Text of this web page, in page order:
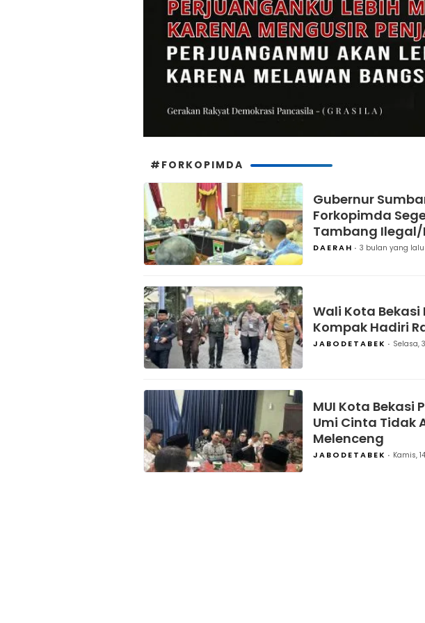
#FORKOPIMDA
Gubernur
Forkopimda
Tambang Ilegal/
DAERAH 3 bulan yang lalu
Wali Kota
Kompak Hadiri
JABODETABEK Selasa,
MUI Kota Bekasi
Umi Cinta Tidak
Melenceng
JABODETABEK Kamis,